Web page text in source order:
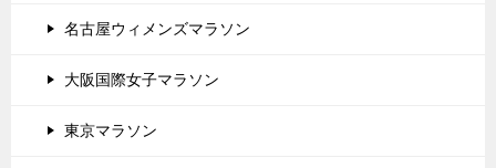
名古屋ウィメンズマラソン
大阪国際女子マラソン
東京マラソン